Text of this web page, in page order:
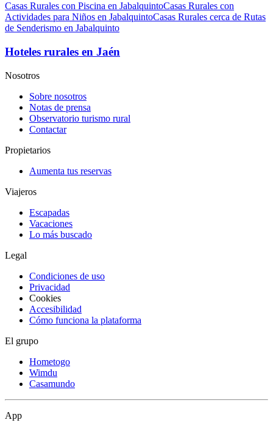
Casas Rurales con Piscina en JabalquintoCasas Rurales con
Actividades para Niños en JabalquintoCasas Rurales cerca de Rutas
de Senderismo en Jabalquinto
Hoteles rurales en Jaén
Nosotros
Sobre nosotros
Notas de prensa
Observatorio turismo rural
Contactar
Propietarios
Aumenta tus reservas
Viajeros
Escapadas
Vacaciones
Lo más buscado
Legal
Condiciones de uso
Privacidad
Cookies
Accesibilidad
Cómo funciona la plataforma
El grupo
Hometogo
Wimdu
Casamundo
App